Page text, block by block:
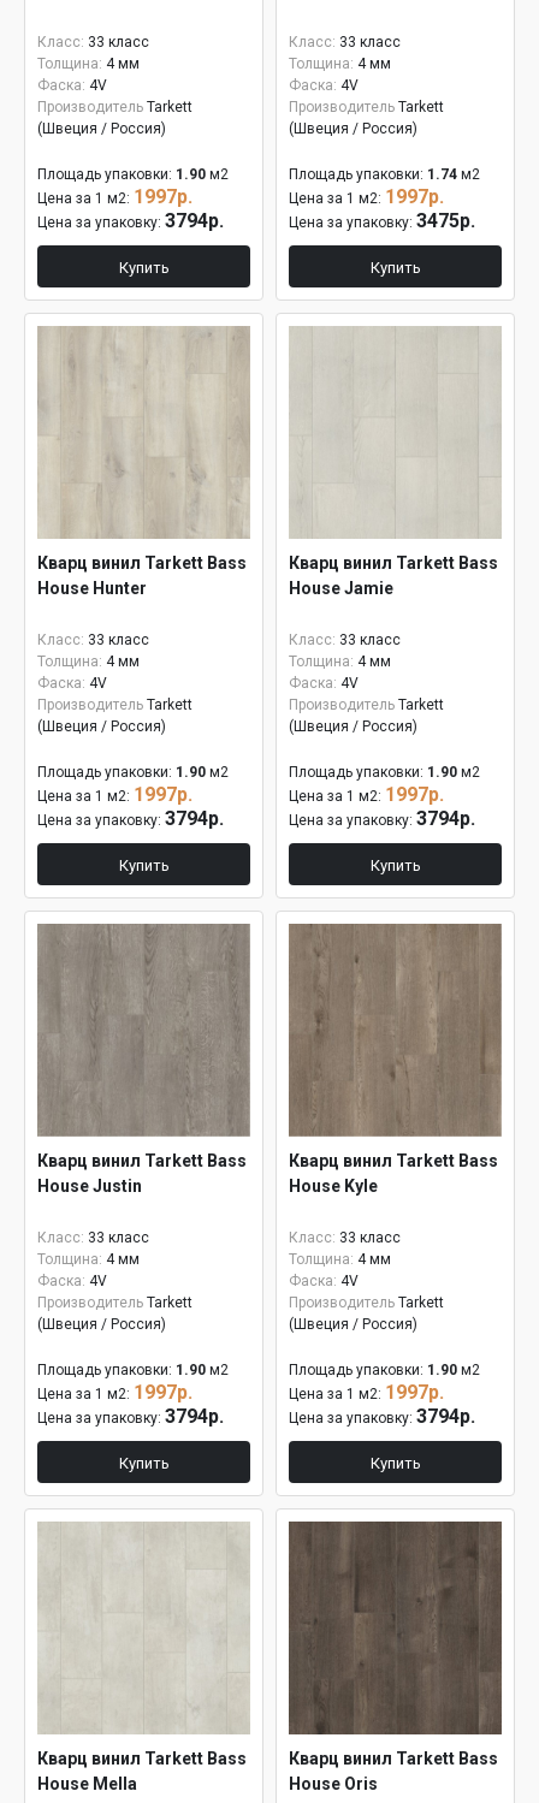
Класс: 33 класс
Толщина: 4 мм
Фаска: 4V
Производитель Tarkett
(Швеция / Россия)
Площадь упаковки: 1.90 м2
Цена за 1 м2: 1997р.
Цена за упаковку: 3794р.
Купить
Класс: 33 класс
Толщина: 4 мм
Фаска: 4V
Производитель Tarkett
(Швеция / Россия)
Площадь упаковки: 1.74 м2
Цена за 1 м2: 1997р.
Цена за упаковку: 3475р.
Купить
Кварц винил Tarkett Bass
House Hunter
Класс: 33 класс
Толщина: 4 мм
Фаска: 4V
Производитель Tarkett
(Швеция / Россия)
Площадь упаковки: 1.90 м2
Цена за 1 м2: 1997р.
Цена за упаковку: 3794р.
Купить
Кварц винил Tarkett Bass
House Jamie
Класс: 33 класс
Толщина: 4 мм
Фаска: 4V
Производитель Tarkett
(Швеция / Россия)
Площадь упаковки: 1.90 м2
Цена за 1 м2: 1997р.
Цена за упаковку: 3794р.
Купить
Кварц винил Tarkett Bass
House Justin
Класс: 33 класс
Толщина: 4 мм
Фаска: 4V
Производитель Tarkett
(Швеция / Россия)
Площадь упаковки: 1.90 м2
Цена за 1 м2: 1997р.
Цена за упаковку: 3794р.
Купить
Кварц винил Tarkett Bass
House Kyle
Класс: 33 класс
Толщина: 4 мм
Фаска: 4V
Производитель Tarkett
(Швеция / Россия)
Площадь упаковки: 1.90 м2
Цена за 1 м2: 1997р.
Цена за упаковку: 3794р.
Купить
Кварц винил Tarkett Bass
House Mella
Кварц винил Tarkett Bass
House Oris